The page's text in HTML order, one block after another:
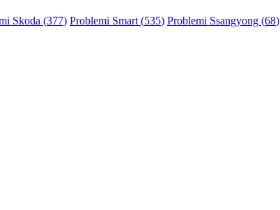
Skoda (377) Problemi Smart (535) Problemi Ssangyong (68)